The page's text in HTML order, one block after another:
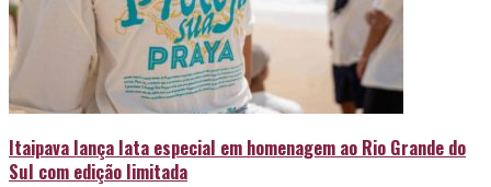
Itaipava lança lata especial em homenagem ao Rio Grande do
Sul com edição limitada